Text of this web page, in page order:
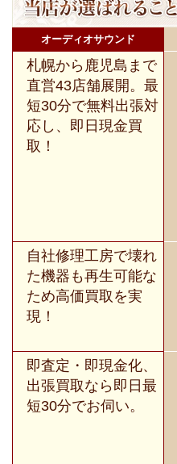
オーディオサウンド
札幌から鹿児島まで
直営43店舗展開。最
短30分で無料出張対
応し、即日現金買
取！
自社修理工房で壊れ
た機器も再生可能な
ため高価買取を実
現！
即査定・即現金化、
出張買取なら即日最
短30分でお伺い。